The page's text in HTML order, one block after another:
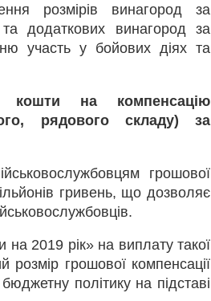
розмірів винагород за
додаткових винагород за
участь у бойових діях та
кошти на компенсацію
рядового складу) за
грошової
гривень, що дозволяє
2019 рік» на виплату такої
розмір грошової компенсації
політику на підставі